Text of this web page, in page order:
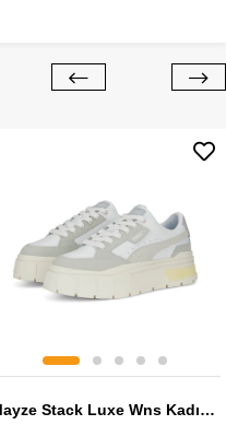
Mayze Stack Luxe Wns Kadın Sneaker